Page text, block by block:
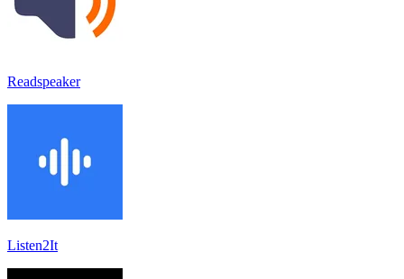
Readspeaker
Listen2It